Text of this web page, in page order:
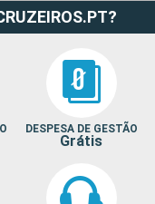
DESPESA DE GESTÃO
Grátis